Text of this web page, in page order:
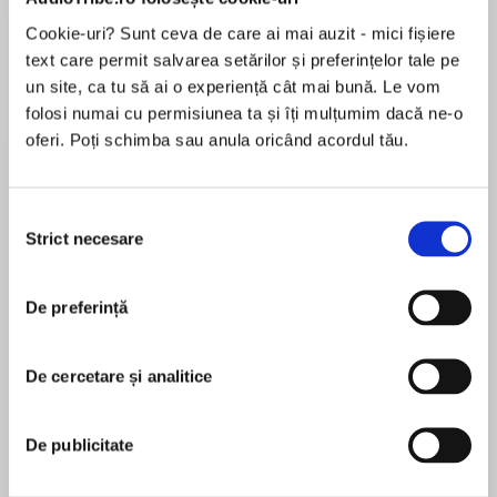
Cookie-uri? Sunt ceva de care ai mai auzit - mici fișiere
text care permit salvarea setărilor și preferințelor tale pe
un site, ca tu să ai o experiență cât mai bună. Le vom
folosi numai cu permisiunea ta și îți mulțumim dacă ne-o
oferi. Poți schimba sau anula oricând acordul tău.
consimțământului
Strict necesare
De preferință
De cercetare și analitice
De publicitate
de...
Dani Francis
la...
Lauren Weisberger
Desprecarte
Prickly, buttoned-up racing team owner Abby
Sione's type. But Abby has something he needs
—a necklace prized by his grandfather—and
sponsorship of her team does!
As they travel from Dubai to Monte Carlo to
Brazil, Matteo thrives on the thrill of the racing
MAI MULT
Carol Marinelli recently filled in a form asking for